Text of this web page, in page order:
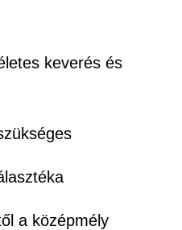
keverés és
a középmély